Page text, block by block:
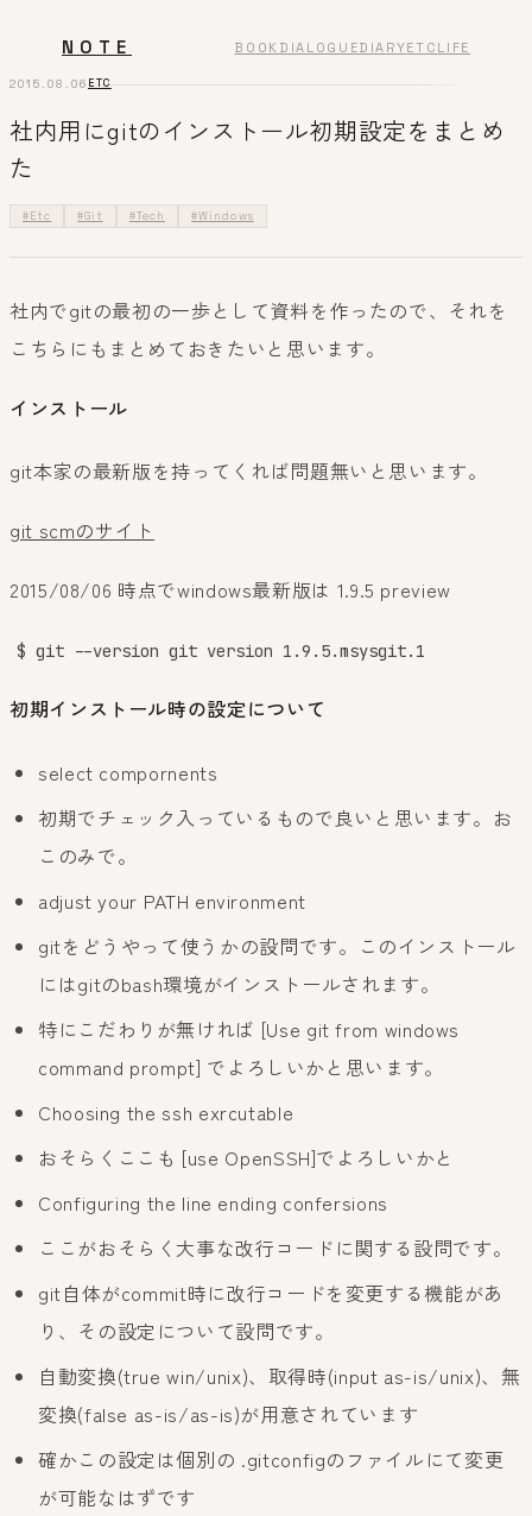
NOTE BOOK DIALOGUEDIARYETC LIFE
2015.08.06 ETC
社内用にgitのインストール初期設定をまとめ
た
#Etc #Git #Tech #Windows
社内でgitの最初の一歩として資料を作ったので、それを
こちらにもまとめておきたいと思います。
インストール
git本家の最新版を持ってくれば問題無いと思います。
git scmのサイト
2015/08/06 時点でwindows最新版は 1.9.5 preview
$ git --version git version 1.9.5.msysgit.1
初期インストール時の設定について
select compornents
初期でチェック入っているもので良いと思います。お
このみで。
adjust your PATH environment
gitをどうやって使うかの設問です。このインストール
にはgitのbash環境がインストールされます。
特にこだわりが無ければ [Use git from windows
command prompt] でよろしいかと思います。
Choosing the ssh exrcutable
おそらくここも [use OpenSSH]でよろしいかと
Configuring the line ending confersions
ここがおそらく大事な改行コードに関する設問です。
git自体がcommit時に改行コードを変更する機能があ
り、その設定について設問です。
自動変換(true win/unix)、取得時(input as-is/unix)、無
変換(false as-is/as-is)が用意されています
確かこの設定は個別の .gitconfigのファイルにて変更
が可能なはずです